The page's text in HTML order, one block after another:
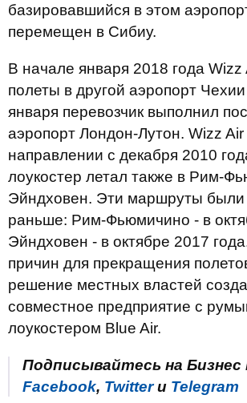
базировавшийся в этом
перемещен в Сибиу.
В начале января 2018 года Wizz
полеты в другой аэропорт
января перевозчик выполнил
аэропорт Лондон-Лутон. Wizz
направлении с декабря 2010
лоукостер летал также в Рим-
Эйндховен. Эти маршруты
раньше: Рим-Фьюмичино - в
Эйндховен - в октябре 2017
причин для прекращения
решение местных властей
совместное предприятие с
лоукостером Blue Air.
Подписывайтесь на Бизнес
Facebook, Twitterи Telegram